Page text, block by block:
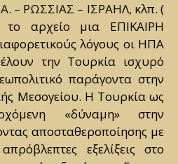
το αρχείο μια ΕΠΙΚΑΙΡΗ
λόγους οι ΗΠΑ
την Τουρκία ισχυρό
παράγοντα στην
Μεσογείου. Η Τουρκία ως
«δύναμη» στην
αποσταθεροποίησης με
εξελίξεις στο